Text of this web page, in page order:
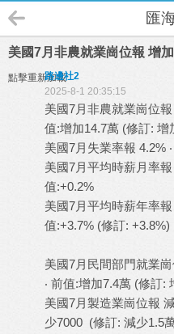
匯
美國7月非農就業崗位報 增
點擊重新加載
路邊社2
2025-8-1 20:35:15
美國7月非農就業崗位
值:增加14.7萬 (修訂: 增
美國7月失業率報 4.2%
美國7月平均時薪月率
值:+0.2%
美國7月平均時薪年率
值:+3.7% (修訂: +3.8%)
美國7月民間部門就業
‧ 前值:增加7.4萬 (修訂:
美國7月製造業崗位報
少7000 (修訂: 減少1.5